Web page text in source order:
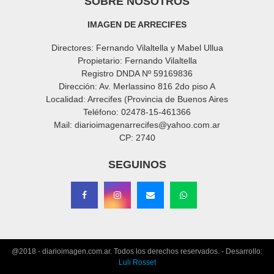
IMAGEN DE ARRECIFES
Directores: Fernando Vilaltella y Mabel Ullua
Propietario: Fernando Vilaltella
Registro DNDA Nº 59169836
Dirección: Av. Merlassino 816 2do piso A
Localidad: Arrecifes (Provincia de Buenos Aires
Teléfono: 02478-15-461366
Mail: diarioimagenarrecifes@yahoo.com.ar
CP: 2740
SEGUINOS
@2018 - diarioimagen.com.ar. Todos los derechos reservados. - Desarrollo:
Luli Rosset